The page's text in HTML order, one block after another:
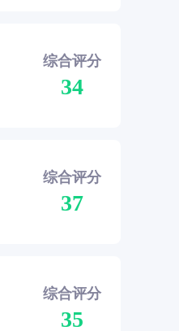
综合评分
34
综合评分
37
综合评分
35